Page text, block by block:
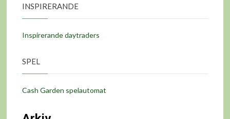
INSPIRERANDE
Inspirerande daytraders
SPEL
Cash Garden spelautomat